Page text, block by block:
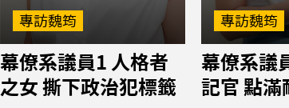
專訪魏筠
幕僚系議員1 人格者
之女 撕下政治犯標籤
專訪魏筠
幕僚系議
記官 點滿